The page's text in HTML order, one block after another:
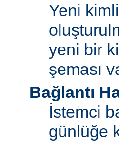
Yeni
yeni bir
şeması
Bağlantı
İstemci
günlüğe